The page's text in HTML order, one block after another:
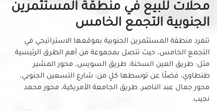
محلات للبيع في عزبة النخل
محلات للبيع في عين شمس
محلات للبيع في قصر النيل
محلات للبيع في كوبرى القبة
محلات للبيع في كورنيش النيل
محلات للبيع في مدينة الرحاب
محلات للبيع في مدينة الفسطاط الجديدة
محلات للبيع في منطقة المستثمرين
الجنوبية التجمع الخامس
تتفرد منطقة المستثمرين الجنوبية بموقعها الاستراتيجي في
التجمع الخامس، حيث تتصل بمجموعة من أهم الطرق الرئيسية
مثل: طريق العين السخنة، طريق السويس، محور المشير
طنطاوي، فضلًا عن توسطها كلٍ من: شارع التسعين الجنوبي،
محور جمال عبد الناصر، طريق الجامعة الأمريكية، محور محمد
نجيب.